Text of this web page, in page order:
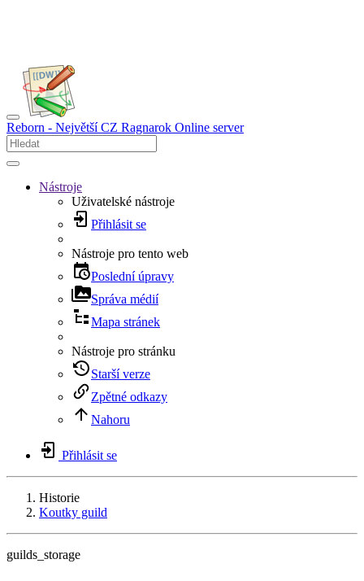
Reborn - Největší CZ Ragnarok Online server
Nástroje
Uživatelské nástroje
Přihlásit se
Nástroje pro tento web
Poslední úpravy
Správa médií
Mapa stránek
Nástroje pro stránku
Starší verze
Zpětné odkazy
Nahoru
Přihlásit se
Historie
Koutky guild
guilds_storage